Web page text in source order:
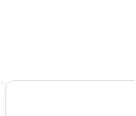
溫莎堡汽車旅館仁德館